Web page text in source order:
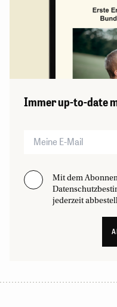
Immer up-to-date
Mit dem
jederzeit